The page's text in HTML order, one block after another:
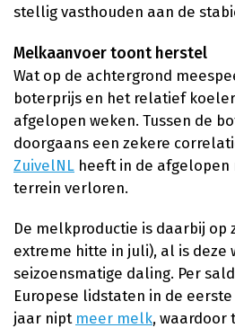
stellig vasthouden aan de
Melkaanvoer toont herstel
Wat op de achtergrond
boterprijs en het relatief
afgelopen weken. Tussen de
doorgaans een zekere
ZuivelNL heeft in de
terrein verloren.
De melkproductie is daarbij op
extreme hitte in juli), al is deze
seizoensmatige daling. Per
Europese lidstaten in de
jaar nipt meer melk, waardoor